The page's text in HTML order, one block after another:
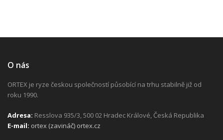
O nás
ORTEX je ryze českou společností působící na trhu stabilně již od
roku 1990.
Adresa: Resslova 935/3, 500 02 Hradec Králové, Česká Republika
E-mail: ortex (zavináč) ortex.cz